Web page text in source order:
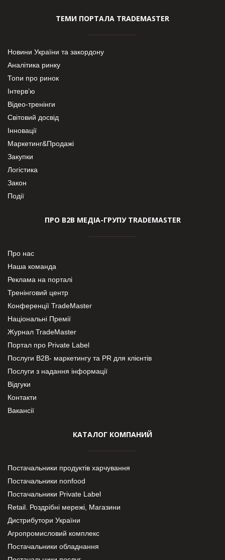
ТЕМИ ПОРТАЛА TRADEMASTER
Новини України та закордону
Аналітика ринку
Топи про ринок
Інтерв’ю
Відео-тренінги
Світовий досвід
Інновації
Маркетинг&Продажі
Закупки
Логістика
Закон
Події
ПРО В2В МЕДІА-ГРУПУ TRADEMASTER
Про нас
Наша команда
Реклама на порталі
Тренінговий центр
Конференції TradeMaster
Національні Премії
Журнал TradeMaster
Портал про Private Label
Послуги В2В- маркетингу та PR для клієнтів
Послуги з надання інформації
Відгуки
Контакти
Вакансії
КАТАЛОГ КОМПАНИЙ
Постачальники продуктів харчування
Постачальники nonfood
Постачальники Private Label
Retail. Роздрібні мережі, Магазини
Дистрибутори України
Агропромисловий комплекс
Постачальники обладнання